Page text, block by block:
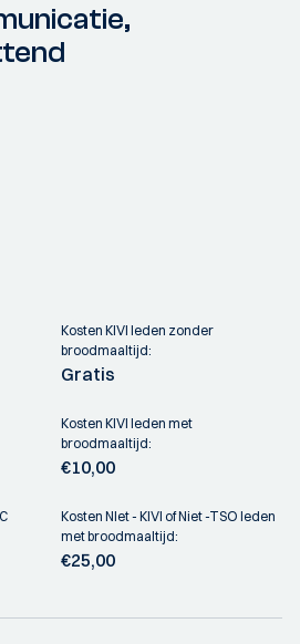
Kosten KIVI leden zonder
broodmaaltijd:
Gratis
Kosten KIVI leden met
broodmaaltijd:
€10,00
Kosten NIet - KIVI of Niet -TSO leden
met broodmaaltijd:
€25,00